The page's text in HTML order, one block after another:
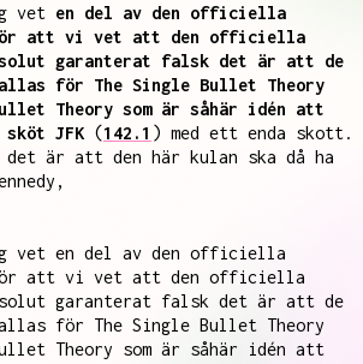
vet en del av den officiella
gör att vi vet att den officiella
garanterat falsk det är att de
för The Single Bullet Theory
Theory som är såhär idén att
sköt JFK (142.1 ) med ett enda skott.
det är att den här kulan ska då ha
vet en del av den officiella
gör att vi vet att den officiella
garanterat falsk det är att de
för The Single Bullet Theory
Theory som är såhär idén att